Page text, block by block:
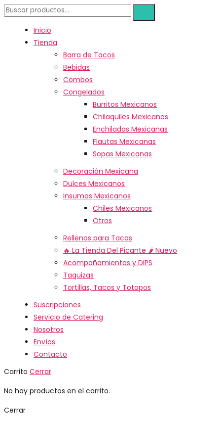
Inicio
Tienda
Barra de Tacos
Bebidas
Combos
Congelados
Burritos Mexicanos
Chilaquiles Mexicanos
Enchiladas Mexicanas
Flautas Mexicanas
Sopas Mexicanas
Decoración Mexicana
Dulces Mexicanos
Insumos Mexicanos
Chiles Mexicanos
Otros
Rellenos para Tacos
🔥 La Tienda Del Picante 🌶️ Nuevo
Acompañamientos y DIPS
Taquizas
Tortillas, Tacos y Totopos
Suscripciones
Servicio de Catering
Nosotros
Envíos
Contacto
Carrito Cerrar
No hay productos en el carrito.
Cerrar